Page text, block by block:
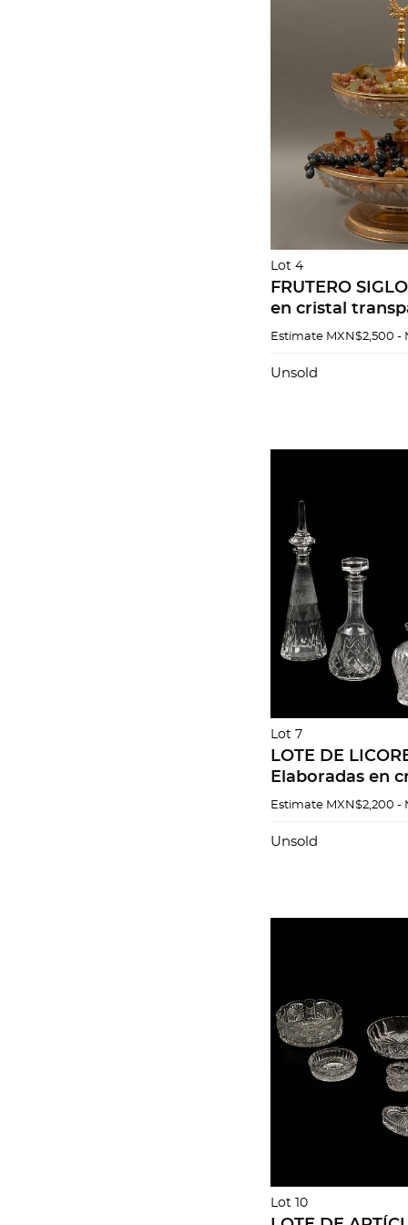
Lot 4
FRUTERO
en cristal
estructura de
Incluye u...
Estimate MXN$2,500 -
Unsold
Lot 7
LOTE DE
Elaboradas en
transparente
cm altura mayor
Estimate MXN$2,200 -
Unsold
Lot 10